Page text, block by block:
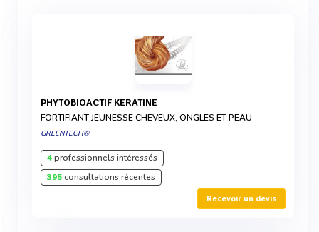
PHYTOBIOACTIF KERATINE
FORTIFIANT JEUNESSE CHEVEUX, ONGLES ET PEAU
GREENTECH®
4professionnels intéressés
395consultations récentes
Recevoir un devis